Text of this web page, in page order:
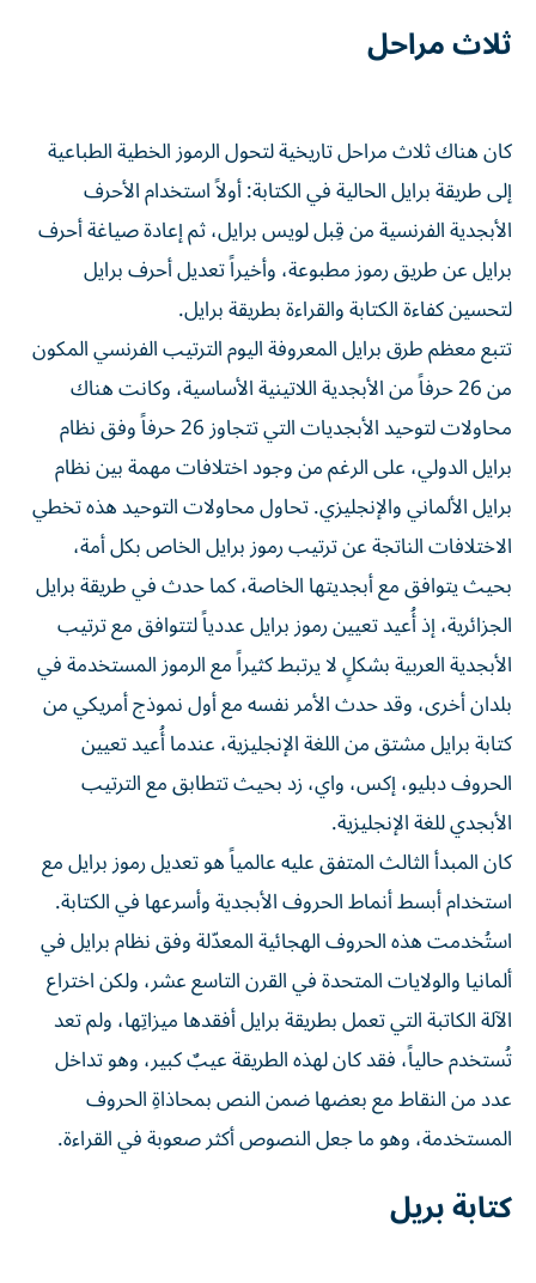
ثلاث مراحل
كان هناك ثلاث مراحل تاريخية لتحول الرموز الخطية الطباعية
إلى طريقة برايل الحالية في الكتابة: أولاً استخدام الأحرف
الأبجدية الفرنسية من قِبل لويس برايل، ثم إعادة صياغة أحرف
برايل عن طريق رموز مطبوعة، وأخيراً تعديل أحرف برايل
لتحسين كفاءة الكتابة والقراءة بطريقة برايل.
تتبع معظم طرق برايل المعروفة اليوم الترتيب الفرنسي المكون
من 26 حرفاً من الأبجدية اللاتينية الأساسية، وكانت هناك
محاولات لتوحيد الأبجديات التي تتجاوز 26 حرفاً وفق نظام
برايل الدولي، على الرغم من وجود اختلافات مهمة بين نظام
برايل الألماني والإنجليزي. تحاول محاولات التوحيد هذه تخطي
الاختلافات الناتجة عن ترتيب رموز برايل الخاص بكل أمة،
بحيث يتوافق مع أبجديتها الخاصة، كما حدث في طريقة برايل
الجزائرية، إذ أُعيد تعيين رموز برايل عددياً لتتوافق مع ترتيب
الأبجدية العربية بشكلٍ لا يرتبط كثيراً مع الرموز المستخدمة في
بلدان أخرى، وقد حدث الأمر نفسه مع أول نموذج أمريكي من
كتابة برايل مشتق من اللغة الإنجليزية، عندما أُعيد تعيين
الحروف دبليو، إكس، واي، زد بحيث تتطابق مع الترتيب
الأبجدي للغة الإنجليزية.
كان المبدأ الثالث المتفق عليه عالمياً هو تعديل رموز برايل مع
استخدام أبسط أنماط الحروف الأبجدية وأسرعها في الكتابة.
استُخدمت هذه الحروف الهجائية المعدّلة وفق نظام برايل في
ألمانيا والولايات المتحدة في القرن التاسع عشر، ولكن اختراع
الآلة الكاتبة التي تعمل بطريقة برايل أفقدها ميزاتِها، ولم تعد
تُستخدم حالياً، فقد كان لهذه الطريقة عيبٌ كبير، وهو تداخل
عدد من النقاط مع بعضها ضمن النص بمحاذاةِ الحروف
المستخدمة، وهو ما جعل النصوص أكثر صعوبة في القراءة.
كتابة بريل